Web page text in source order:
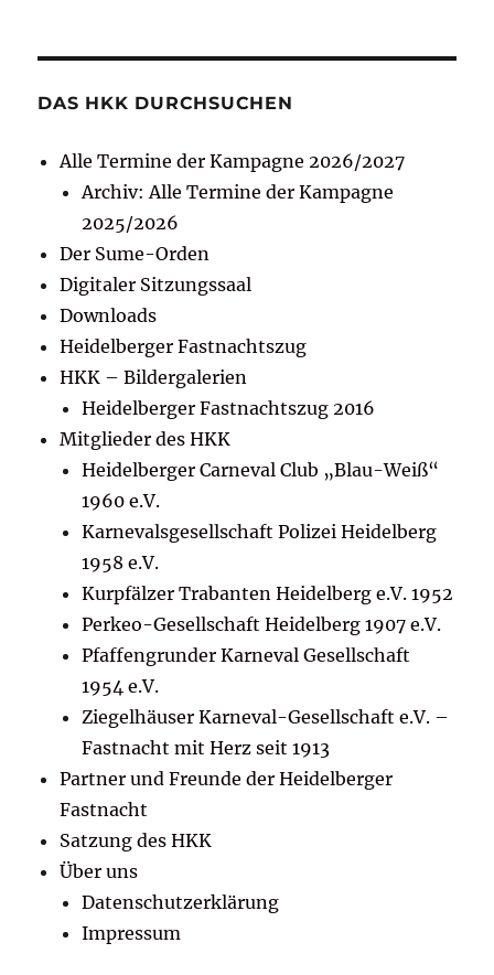
DAS HKK DURCHSUCHEN
Alle Termine der Kampagne 2026/2027
Archiv: Alle Termine der Kampagne
2025/2026
Der Sume-Orden
Digitaler Sitzungssaal
Downloads
Heidelberger Fastnachtszug
HKK – Bildergalerien
Heidelberger Fastnachtszug 2016
Mitglieder des HKK
Heidelberger Carneval Club „Blau-Weiß“
1960 e.V.
Karnevalsgesellschaft Polizei Heidelberg
1958 e.V.
Kurpfälzer Trabanten Heidelberg e.V. 1952
Perkeo-Gesellschaft Heidelberg 1907 e.V.
Pfaffengrunder Karneval Gesellschaft
1954 e.V.
Ziegelhäuser Karneval-Gesellschaft e.V. –
Fastnacht mit Herz seit 1913
Partner und Freunde der Heidelberger
Fastnacht
Satzung des HKK
Über uns
Datenschutzerklärung
Impressum